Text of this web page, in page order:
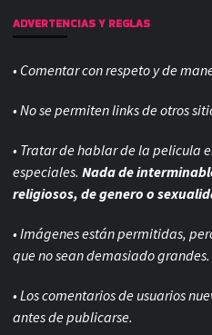
ADVERTENCIAS Y REGLAS
• Comentar con respeto y de
• No se permiten links de otros
• Tratar de hablar de la pelicula
especiales. Nada de
religiosos, de genero o
• Imágenes están permitidas,
que no sean demasiado grandes.
• Los comentarios de usuarios
antes de publicarse.